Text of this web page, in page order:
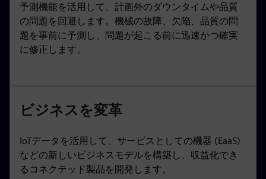
予測機能を活用して、計画外のダウンタイムや品質
の問題を回避します。機械の故障、欠陥、品質の問
題を事前に予測し、問題が起こる前に迅速かつ確実
に修正します。
ビジネスを変革
IoTデータを活用して、サービスとしての機器 (EaaS)
などの新しいビジネスモデルを構築し、収益化でき
るコネクテッド製品を開発します。